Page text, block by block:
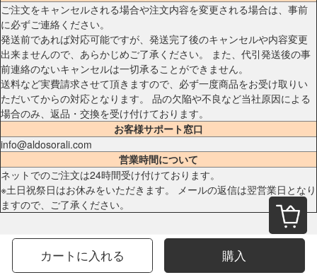
カートに入れる 購入
ご注文をキャンセルされる場合や注文内容を変更される場合は、事前
に必ずご連絡ください。
発送前であれば対応可能ですが、発送完了後のキャンセルや内容変更
出来ませんので、あらかじめご了承ください。 また、代引発送後の事
前連絡のないキャンセルは一切承ることができません。
送料など実費請求させて頂きますので、必ず一度商品をお受け取りい
ただいてからの対応となります。 品の欠陥や不良など当社原因による
場合のみ、返品・交換を受け付けております。
お客様サポート窓口
info@aldosorali.com
営業時間について
ネットでのご注文は24時間受け付けております。
※土日祝祭日はお休みをいただきます。 メールの返信は翌営業日となり
ますので、ご了承ください。